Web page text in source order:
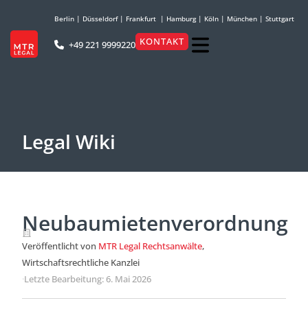
Berlin | Düsseldorf| Frankfurt | Hamburg| Köln | München | Stuttgart
+49 221 9999220 KONTAKT
Legal Wiki
Neubaumietenverordnung
Veröffentlicht von MTR Legal Rechtsanwälte,
Wirtschaftsrechtliche Kanzlei
·Letzte Bearbeitung: 6. Mai 2026